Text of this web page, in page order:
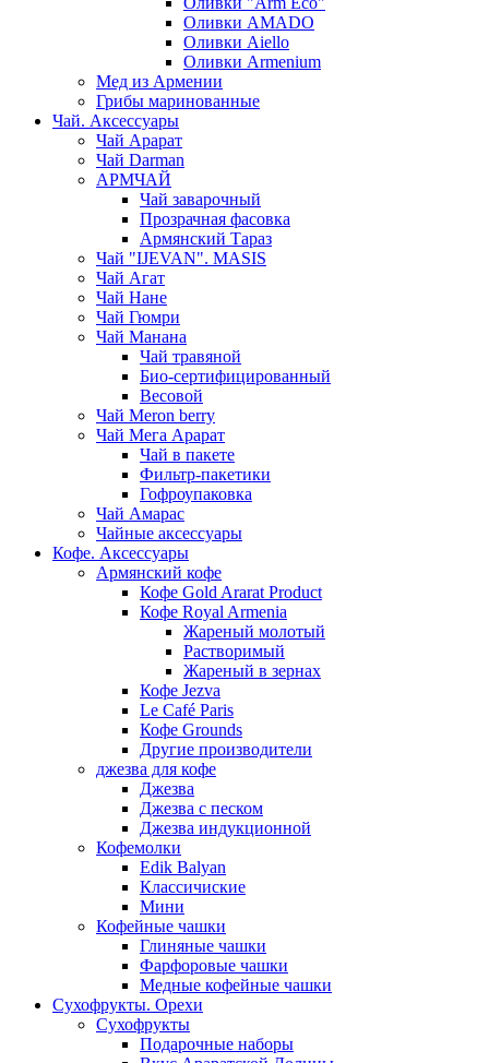
Оливки AMADO
Оливки Aiello
Оливки Armenium
Мед из Армении
Грибы маринованные
Чай. Аксессуары
Чай Арарат
Чай Darman
АРМЧАЙ
Чай заварочный
Прозрачная фасовка
Армянский Тараз
Чай "IJEVAN". MASIS
Чай Агат
Чай Нане
Чай Гюмри
Чай Манана
Чай травяной
Био-сертифицированный
Весовой
Чай Meron berry
Чай Мега Арарат
Чай в пакете
Фильтр-пакетики
Гофроупаковка
Чай Амарас
Чайные аксессуары
Кофе. Аксессуары
Армянский кофе
Кофе Gold Ararat Product
Кофе Royal Armenia
Жареный молотый
Растворимый
Жареный в зернах
Кофе Jezva
Le Café Paris
Кофе Grounds
Другие производители
джезва для кофе
Джезва
Джезва с песком
Джезва индукционной
Кофемолки
Edik Balyan
Классичиские
Мини
Кофейные чашки
Глиняные чашки
Фарфоровые чашки
Медные кофейные чашки
Сухофрукты. Орехи
Сухофрукты
Подарочные наборы